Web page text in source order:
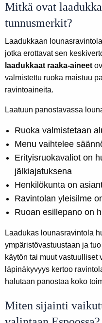
Mitkä ovat
tunnusmerkit?
Laadukkaan
jotka erottavat sen
laadukkaat raaka-aineet
valmistettu ruoka maistuu
ravintoaineita.
Laatuun panostavassa
Ruoka valmistetaan
Menu vaihtelee
Erityisruokavaliot on
jälkiajatuksena
Henkilökunta on
Ravintolan yleisilme
Ruoan esillepano on
Laadukas lounasravintola
ympäristövastuustaan ja
käytön tai muut vastuulliset
läpinäkyvyys kertoo
halutaan panostaa koko
Miten sijainti